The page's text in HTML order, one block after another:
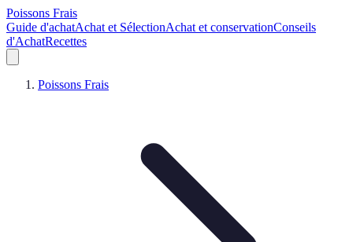
Poissons Frais
Guide d'achatAchat et SélectionAchat et conservationConseils
d'AchatRecettes
Poissons Frais